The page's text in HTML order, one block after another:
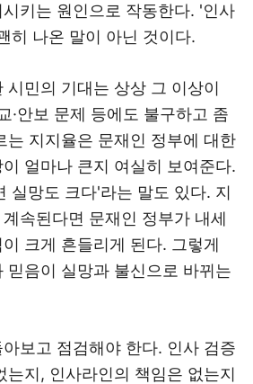
키는 원인으로 작동한다. '인사
히 나온 말이 아닌 것이다.
시민의 기대는 상상 그 이상이
·안보 문제 등에도 불구하고 좀
는 지지율은 문재인 정부에 대한
얼마나 큰지 여실히 보여준다.
실망도 크다'라는 말도 있다. 지
속된다면 문재인 정부가 내세
크게 흔들리게 된다. 그렇게
믿음이 실망과 불신으로 바뀌는
보고 점검해야 한다. 인사 검증
는지, 인사라인의 책임은 없는지